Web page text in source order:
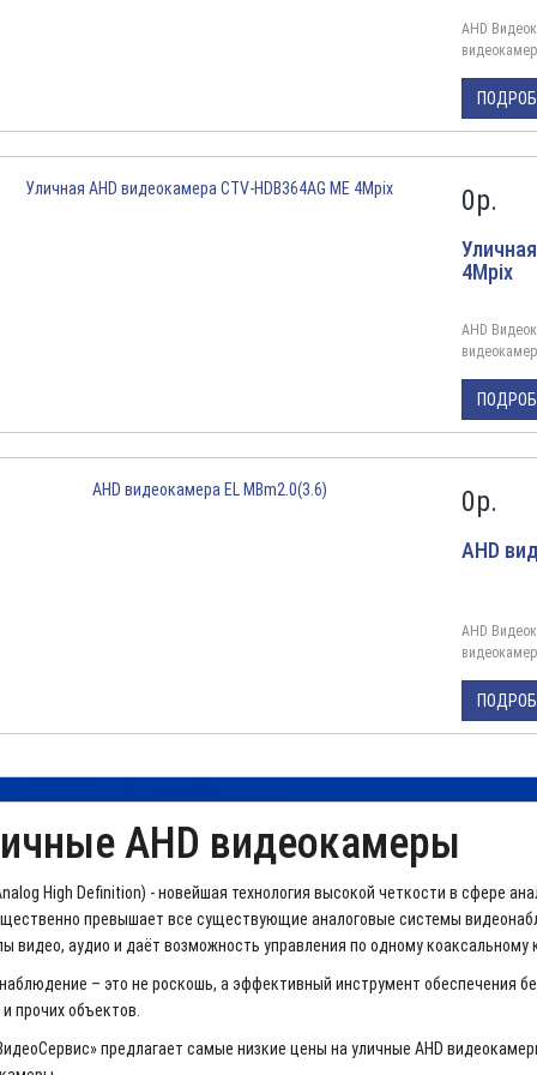
AHD
M, CMOS 1/
0р.
4Mpix
AHD
OV4689
на ...
0р.
AHD
AHD
Данная
3.6 мм и
AHD видеокамеры
High Definition) - новейшая технология высокой четкости в сфере
превышает все существующие аналоговые системы
видео, аудио и даёт возможность управления по одному коаксальному
– это не роскошь, а эффективный инструмент обеспечения
прочих объектов.
предлагает самые низкие цены на уличные AHD